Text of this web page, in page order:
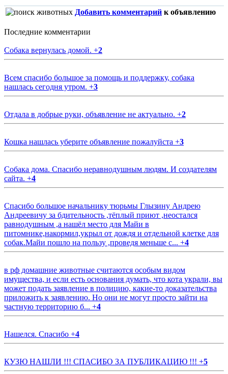
Добавить комментарий к объявлению
Последние комментарии
Собака вернулась домой. +2
Всем спасибо большое за помощь и поддержку, собака
нашлась сегодня утром. +3
Отдала в добрые руки, объявление не актуально. +2
Кошка нашлась уберите объявление пожалуйста +3
Собака дома. Спасибо неравнодушным людям. И создателям
сайта. +4
Спасибо большое начальнику тюрьмы Глызину Андрею
Андреевичу за бдительность ,тёплый приют ,неостался
равнодушным ,а нашёл место для Майи в
питомнике,накормил,укрыл от дождя и отдельной клетке для
собак.Майи пошло на пользу ,проведя меньше с... +4
в рф домашние животные считаются особым видом
имущества, и если есть основания думать, что кота украли, вы
может подать заявление в полицию, какие-то доказательства
приложить к заявлению. Но они не могут просто зайти на
частную территорию б... +4
Нашелся. Спасибо +4
КУЗЮ НАШЛИ !!! СПАСИБО ЗА ПУБЛИКАЦИЮ !!! +5